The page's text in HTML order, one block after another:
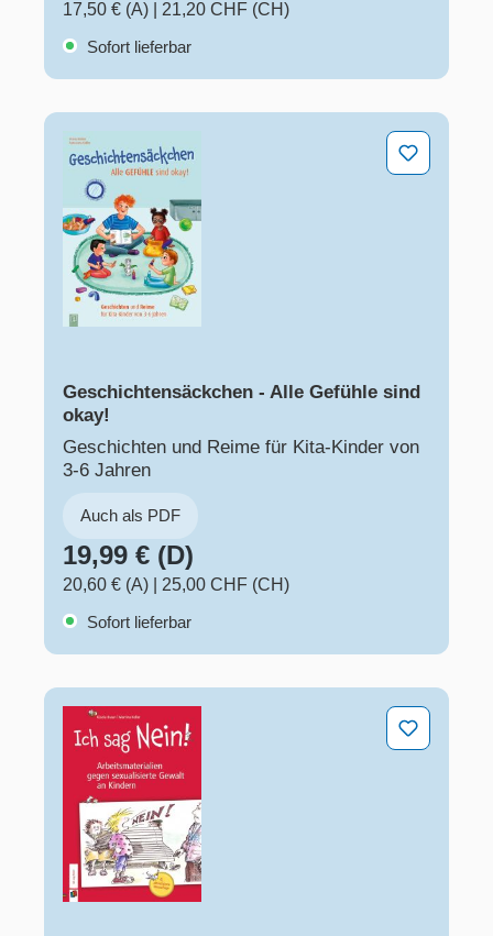
17,50 € (A)
21,20 CHF (CH)
Sofort lieferbar
Geschichtensäckchen - Alle Gefühle sind okay!
Geschichtensäckchen - Alle Gefühle sind
okay!
Geschichten und Reime für Kita-Kinder von
3-6 Jahren
Auch als PDF
19,99 € (D)
20,60 € (A)
25,00 CHF (CH)
Sofort lieferbar
Ich sag Nein! 4. aktualisierte Neuauflage